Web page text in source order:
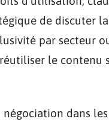
de discuter
par secteur
le contenu
négociation dans